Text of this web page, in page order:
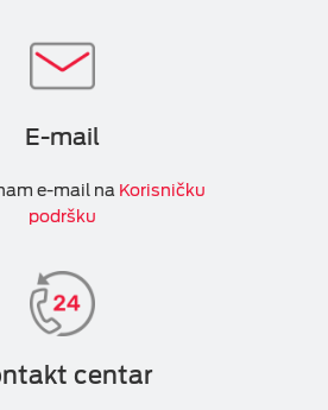
E-mail
e-mail na Korisničku
podršku
centar